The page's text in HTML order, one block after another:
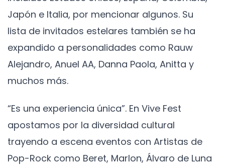
Japón e Italia, por mencionar algunos. Su
lista de invitados estelares también se ha
expandido a personalidades como Rauw
Alejandro, Anuel AA, Danna Paola, Anitta y
muchos más.
“Es una experiencia única”. En Vive Fest
apostamos por la diversidad cultural
trayendo a escena eventos con Artistas de
Pop-Rock como Beret, Marlon, Álvaro de Luna